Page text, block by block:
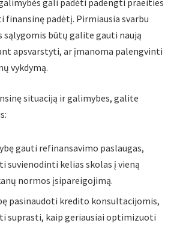
padėtį. Pirmiausia svarbu
būtų galite gauti naują
apsvarstyti, ar įmanoma palengvinti
vykdymą.
situaciją ir galimybes, galite
gauti refinansavimo paslaugas,
suvienodinti kelias skolas į vieną
normos įsipareigojimą.
pasinaudoti kredito konsultacijomis,
suprasti, kaip geriausiai optimizuoti